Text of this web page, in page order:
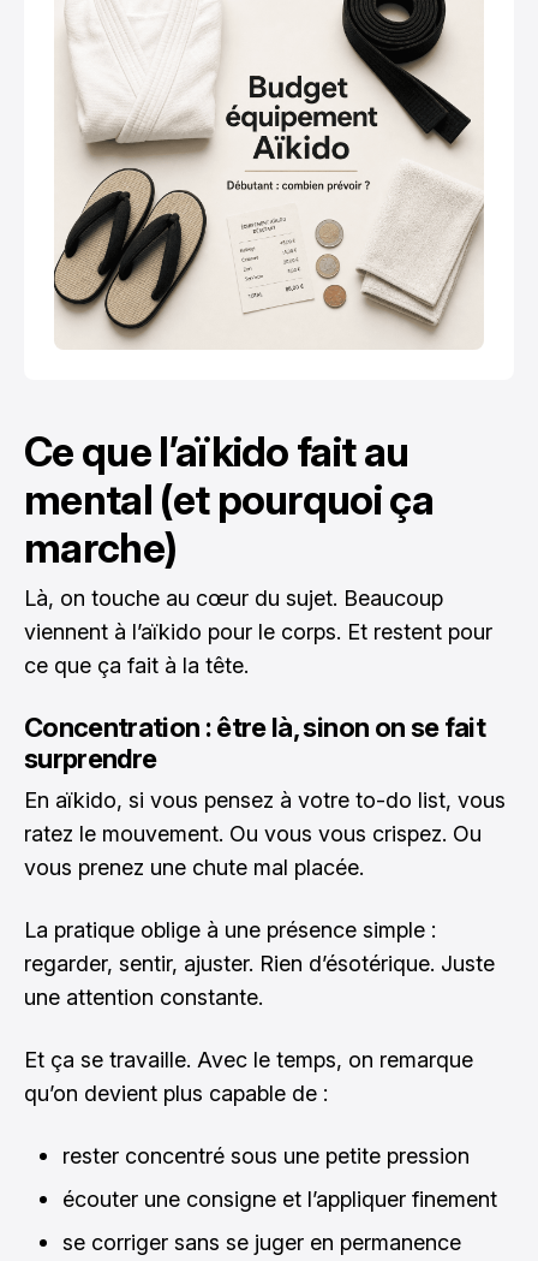
Ce que l’aïkido fait au
mental (et pourquoi ça
marche)
Là, on touche au cœur du sujet. Beaucoup
viennent à l’aïkido pour le corps. Et restent pour
ce que ça fait à la tête.
Concentration : être là, sinon on se fait
surprendre
En aïkido, si vous pensez à votre to-do list, vous
ratez le mouvement. Ou vous vous crispez. Ou
vous prenez une chute mal placée.
La pratique oblige à une présence simple :
regarder, sentir, ajuster. Rien d’ésotérique. Juste
une attention constante.
Et ça se travaille. Avec le temps, on remarque
qu’on devient plus capable de :
rester concentré sous une petite pression
écouter une consigne et l’appliquer finement
se corriger sans se juger en permanence